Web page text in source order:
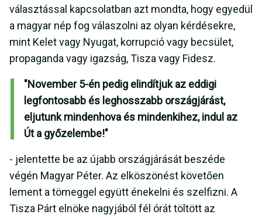
választással kapcsolatban azt mondta, hogy egyedül
a magyar nép fog válaszolni az olyan kérdésekre,
mint Kelet vagy Nyugat, korrupció vagy becsület,
propaganda vagy igazság, Tisza vagy Fidesz.
"November 5-én pedig elindítjuk az eddigi
legfontosabb és leghosszabb országjárást,
eljutunk mindenhova és mindenkihez, indul az
Út a győzelembe!"
- jelentette be az újabb országjárását beszéde
végén Magyar Péter. Az elköszönést követően
lement a tömeggel együtt énekelni és szelfizni. A
Tisza Párt elnöke nagyjából fél órát töltött az